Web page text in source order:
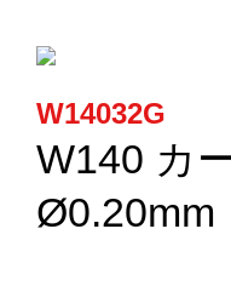
新製品情報
ステーション
その他製品
W14032G
W140 カ
Ø0.20mm